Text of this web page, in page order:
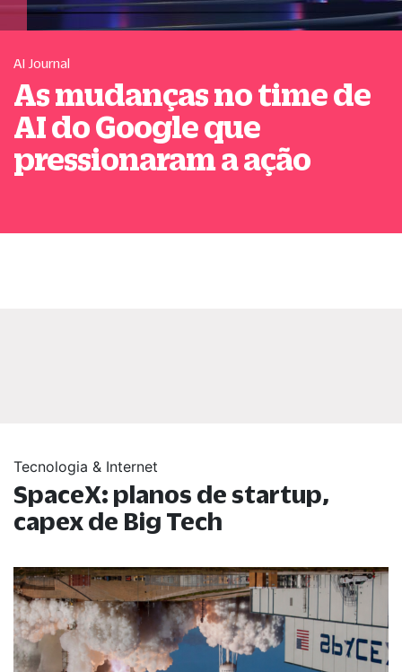
AI Journal
As mudanças no time de
AI do Google que
pressionaram a ação
Tecnologia & Internet
SpaceX: planos de startup,
capex de Big Tech